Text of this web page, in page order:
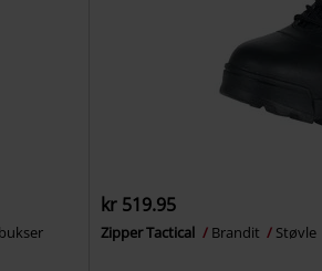
kr 519.95
Zipper Tactical Brandit Støvle